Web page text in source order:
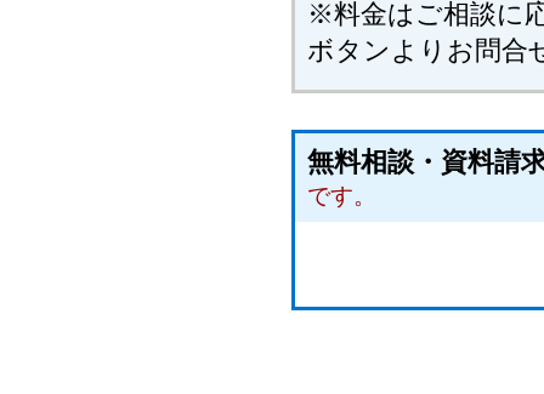
※料金はご相談に
ボタンよりお問合
無料相談・資料
です。